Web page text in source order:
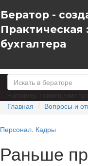
Бератор -
бухгалтера
Главная Вопросы и
Персонал. Кадры
Раньше